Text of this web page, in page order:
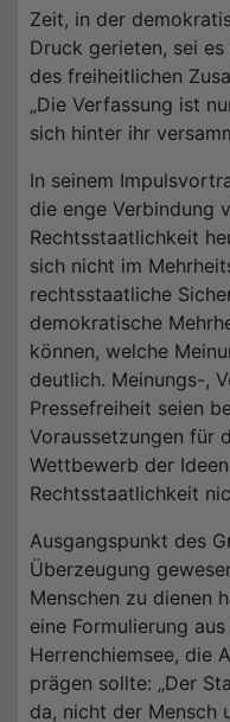
Zeit, in der
Druck gerieten, sei
des freiheitlichen
„Die Verfassung ist
sich hinter ihr
In seinem
die enge Verbindung
Rechtsstaatlichkeit
sich nicht im
rechtsstaatliche
demokratische
können, welche
deutlich. Meinungs-,
Pressefreiheit seien
Voraussetzungen für
Wettbewerb der
Rechtsstaatlichkeit
Ausgangspunkt des
Überzeugung
Menschen zu dienen
eine Formulierung
Herrenchiemsee, die
prägen sollte: „Der
da, nicht der Mensch